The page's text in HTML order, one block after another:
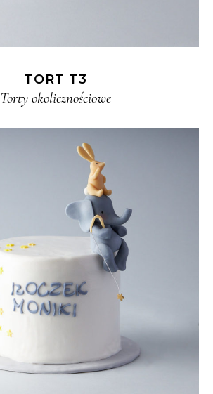
TORT T3
Torty okolicznościowe